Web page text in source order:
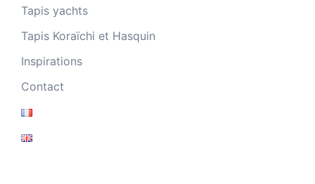
Tapis yachts
Tapis Koraïchi et Hasquin
Inspirations
Contact